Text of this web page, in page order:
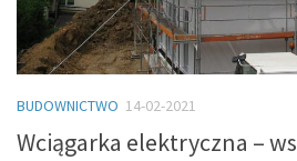
BUDOWNICTWO 14-02-2021
Wciągarka elektryczna –